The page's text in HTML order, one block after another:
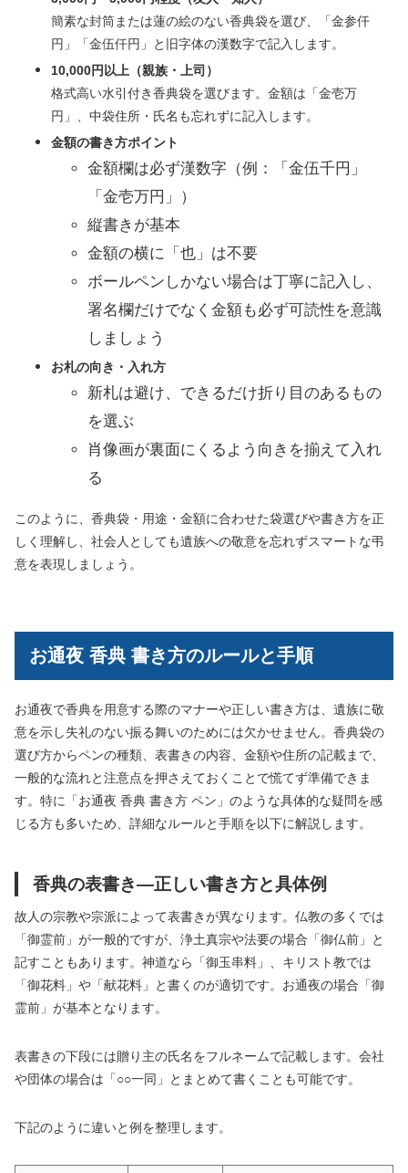
簡素な封筒または蓮の絵のない香典袋を選び、「金参仟
円」「金伍仟円」と旧字体の漢数字で記入します。
10,000円以上（親族・上司）
格式高い水引付き香典袋を選びます。金額は「金壱万
円」、中袋住所・氏名も忘れずに記入します。
金額の書き方ポイント
金額欄は必ず漢数字（例：「金伍千円」
「金壱万円」）
縦書きが基本
金額の横に「也」は不要
ボールペンしかない場合は丁寧に記入し、
署名欄だけでなく金額も必ず可読性を意識
しましょう
お札の向き・入れ方
新札は避け、できるだけ折り目のあるもの
を選ぶ
肖像画が裏面にくるよう向きを揃えて入れ
る
このように、香典袋・用途・金額に合わせた袋選びや書き方を正
しく理解し、社会人としても遺族への敬意を忘れずスマートな弔
意を表現しましょう。
お通夜 香典 書き方のルールと手順
お通夜で香典を用意する際のマナーや正しい書き方は、遺族に敬
意を示し失礼のない振る舞いのためには欠かせません。香典袋の
選び方からペンの種類、表書きの内容、金額や住所の記載まで、
一般的な流れと注意点を押さえておくことで慌てず準備できま
す。特に「お通夜 香典 書き方 ペン」のような具体的な疑問を感
じる方も多いため、詳細なルールと手順を以下に解説します。
香典の表書き―正しい書き方と具体例
故人の宗教や宗派によって表書きが異なります。仏教の多くでは
「御霊前」が一般的ですが、浄土真宗や法要の場合「御仏前」と
記すこともあります。神道なら「御玉串料」、キリスト教では
「御花料」や「献花料」と書くのが適切です。お通夜の場合「御
霊前」が基本となります。
表書きの下段には贈り主の氏名をフルネームで記載します。会社
や団体の場合は「○○一同」とまとめて書くことも可能です。
下記のように違いと例を整理します。